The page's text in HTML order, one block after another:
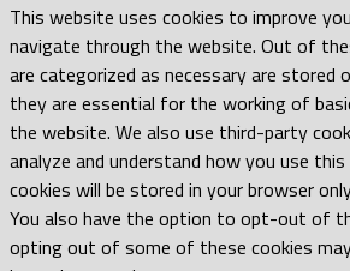
This website uses cookies to improve
navigate through the website. Out of
are categorized as necessary are stored
they are essential for the working of
the website. We also use third-party
analyze and understand how you use
cookies will be stored in your browser
You also have the option to opt-out of
opting out of some of these cookies